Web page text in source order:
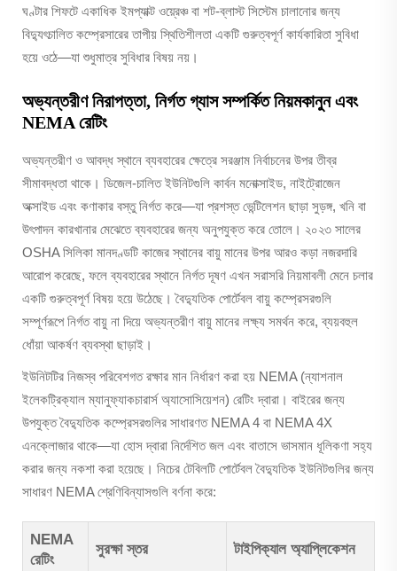
ঘণ্টার শিফটে একাধিক ইমপ্যাক্ট ওয়্রেঞ্চ বা শট-ব্লাস্ট সিস্টেম চালানোর জন্য
বিদ্যুৎচালিত কম্প্রেসারের তাপীয় স্থিতিশীলতা একটি গুরুত্বপূর্ণ কার্যকারিতা সুবিধা
হয়ে ওঠে—যা শুধুমাত্র সুবিধার বিষয় নয়।
অভ্যন্তরীণ নিরাপত্তা, নির্গত গ্যাস সম্পর্কিত নিয়মকানুন এবং
NEMA রেটিং
অভ্যন্তরীণ ও আবদ্ধ স্থানে ব্যবহারের ক্ষেত্রে সরঞ্জাম নির্বাচনের উপর তীব্র
সীমাবদ্ধতা থাকে। ডিজেল-চালিত ইউনিটগুলি কার্বন মনোক্সাইড, নাইট্রোজেন
অক্সাইড এবং কণাকার বস্তু নির্গত করে—যা প্রশস্ত ভেন্টিলেশন ছাড়া সুড়ঙ্গ, খনি বা
উৎপাদন কারখানার মেঝেতে ব্যবহারের জন্য অনুপযুক্ত করে তোলে। ২০২৩ সালের
OSHA সিলিকা মানদণ্ডটি কাজের স্থানের বায়ু মানের উপর আরও কড়া নজরদারি
আরোপ করেছে, ফলে ব্যবহারের স্থানে নির্গত দূষণ এখন সরাসরি নিয়মাবলী মেনে চলার
একটি গুরুত্বপূর্ণ বিষয় হয়ে উঠেছে। বৈদ্যুতিক পোর্টেবল বায়ু কম্প্রেসরগুলি
সম্পূর্ণরূপে নির্গত বায়ু না দিয়ে অভ্যন্তরীণ বায়ু মানের লক্ষ্য সমর্থন করে, ব্যয়বহুল
ধোঁয়া আকর্ষণ ব্যবস্থা ছাড়াই।
ইউনিটটির নিজস্ব পরিবেশগত রক্ষার মান নির্ধারণ করা হয় NEMA (ন্যাশনাল
ইলেকট্রিক্যাল ম্যানুফ্যাকচারার্স অ্যাসোসিয়েশন) রেটিং দ্বারা। বাইরের জন্য
উপযুক্ত বৈদ্যুতিক কম্প্রেসরগুলির সাধারণত NEMA 4 বা NEMA 4X
এনক্লোজার থাকে—যা হোস দ্বারা নির্দেশিত জল এবং বাতাসে ভাসমান ধূলিকণা সহ্য
করার জন্য নকশা করা হয়েছে। নিচের টেবিলটি পোর্টেবল বৈদ্যুতিক ইউনিটগুলির জন্য
সাধারণ NEMA শ্রেণিবিন্যাসগুলি বর্ণনা করে:
NEMA
রেটিং
সুরক্ষা স্তর টাইপিক্যাল অ্যাপ্লিকেশন